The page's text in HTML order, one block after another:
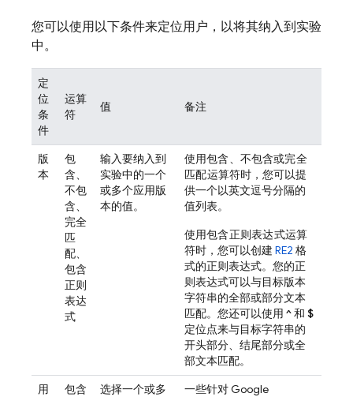
您可以使用以下条件来定位用户，以将其纳入到实验
中。
定
位
条
件
运算
符
值 备注
版
本
包
含、
不包
含、
完全
匹
配、
包含
正则
表达
式
输入要纳入到
实验中的一个
或多个应用版
本的值。
使用包含、 不包含或完全
匹配运算符时，您可以提
供一个以英文逗号分隔的
值列表。
使用包含正则表达式运算
符时，您可以创建 RE2 格
式的正则表达式。您的正
则表达式可以与目标版本
字符串的全部或部分文本
匹配。您还可以使用 ^和$
定位点来与目标字符串的
开头部分、结尾部分或全
部文本匹配。
用
包含
选择一个或多
一些针对Google